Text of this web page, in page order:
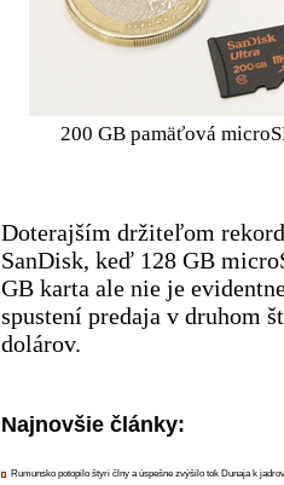
200 GB pamäťová
Doterajším držiteľom
SanDisk, keď 128 GB
GB karta ale nie je
spustení predaja v druhom
dolárov.
Najnovšie články:
Rumunsko potopilo štyri člny a úspešne zvýšilo tok Dunaja k